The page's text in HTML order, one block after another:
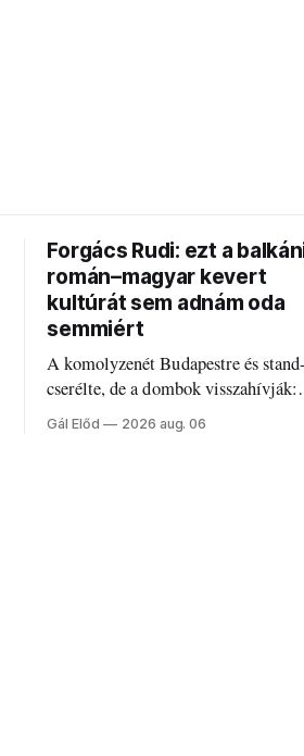
Forgács Rudi: ezt a
román–magyar kevert
kultúrát sem adnám oda
semmiért
A komolyzenét Budapestre és
cserélte, de a dombok visszahívják:
Forgács Rudi humorról,
Gál Előd 2026 aug. 06